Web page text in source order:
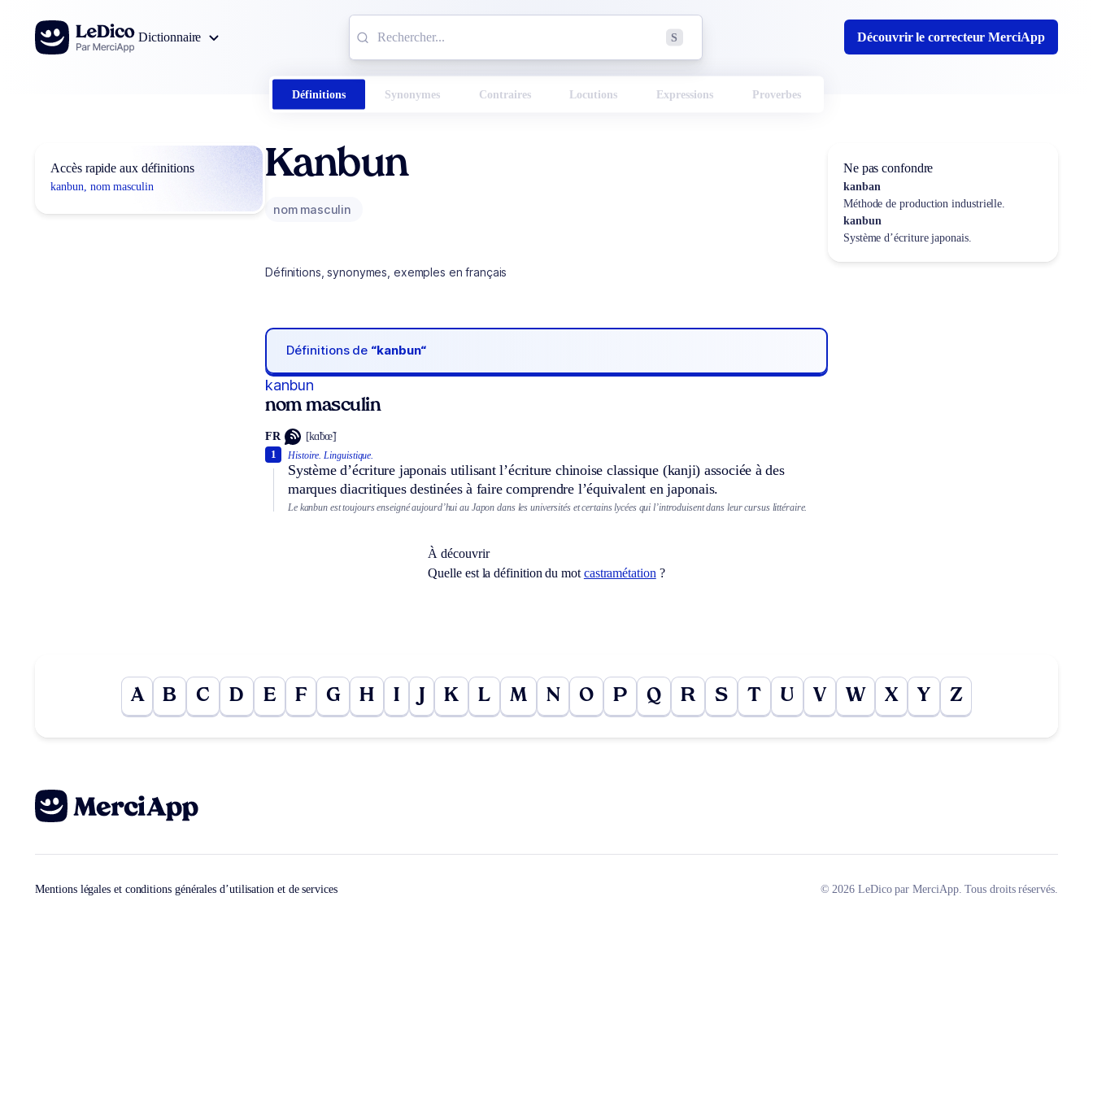
Aller au contenu
Dictionnaire
S Découvrir le correcteur MerciApp
Définitions Synonymes Contraires Locutions Expressions Proverbes
Accès rapide aux définitions
kanbun, nom masculin
Kanbun
nom masculin
Définitions, synonymes, exemples en français
Définitions de “kanbun“
kanbun
nom masculin
FR [kɑ̃bœ̃]
Histoire. Linguistique.
Système d’écriture japonais utilisant l’écriture chinoise classique (kanji) associée à des
marques diacritiques destinées à faire comprendre l’équivalent en japonais.
1
Le kanbun est toujours enseigné aujourd’hui au Japon dans les universités et certains lycées qui l’introduisent dans leur cursus littéraire.
À découvrir
Quelle est la définition du mot castramétation ?
Ne pas confondre
kanban
Méthode de production industrielle.
kanbun
Système d’écriture japonais.
A B C D E F G H I J K L M N O P Q R S T U V W X Y Z
Mentions légales et conditions générales d’utilisation et de services © 2026 LeDico par MerciApp. Tous droits réservés.